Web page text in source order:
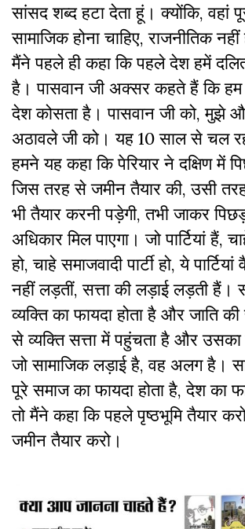
सांसद शब्द हटा देता हूं। क्योंकि, वहां
सामाजिक होना चाहिए, राजनीतिक नहीं
मैंने पहले ही कहा कि पहले देश हमें
है। पासवान जी अक्सर कहते हैं कि हम
देश कोसता है। पासवान जी को, मुझे
अठावले जी को। यह 10 साल से चल
हमने यह कहा कि पेरियार ने दक्षिण में
जिस तरह से जमीन तैयार की, उसी
भी तैयार करनी पड़ेगी, तभी जाकर
अधिकार मिल पाएगा। जो पार्टियां हैं,
हो, चाहे समाजवादी पार्टी हो, ये
नहीं लड़तीं, सत्ता की लड़ाई लड़ती हैं।
व्यक्ति का फायदा होता है और जाति
से व्यक्ति सत्ता में पहुंचता है और उसका
जो सामाजिक लड़ाई है, वह अलग है।
पूरे समाज का फायदा होता है, देश का
तो मैंने कहा कि पहले पृष्ठभूमि तैयार
जमीन तैयार करो।